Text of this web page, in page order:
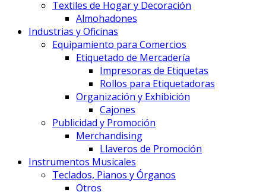
Textiles de Hogar y Decoración
Almohadones
Industrias y Oficinas
Equipamiento para Comercios
Etiquetado de Mercadería
Impresoras de Etiquetas
Rollos para Etiquetadoras
Organización y Exhibición
Cajones
Publicidad y Promoción
Merchandising
Llaveros de Promoción
Instrumentos Musicales
Teclados, Pianos y Órganos
Otros